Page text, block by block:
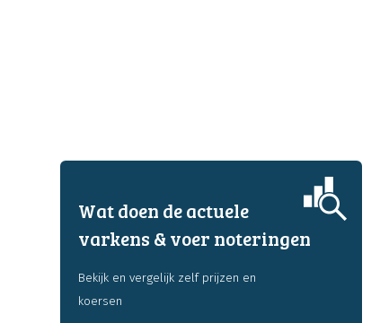
Wat doen de actuele
varkens & voer noteringen
Bekijk en vergelijk zelf prijzen en
koersen